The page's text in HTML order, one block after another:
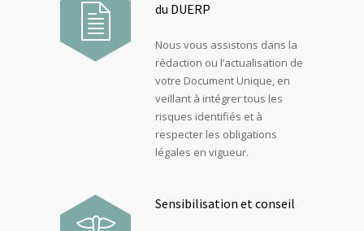
du DUERP
Nous vous assistons dans la
rédaction ou l’actualisation de
votre Document Unique, en
veillant à intégrer tous les
risques identifiés et à
respecter les obligations
légales en vigueur.
Sensibilisation et conseil